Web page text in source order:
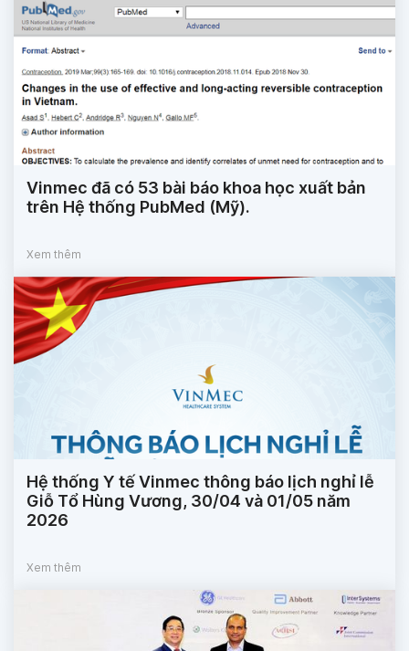
Vinmec đã có 53 bài báo khoa học xuất bản
trên Hệ thống PubMed (Mỹ).
Xem thêm
Hệ thống Y tế Vinmec thông báo lịch nghỉ lễ
Giỗ Tổ Hùng Vương, 30/04 và 01/05 năm
2026
Xem thêm